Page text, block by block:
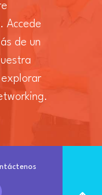
Accede
de un